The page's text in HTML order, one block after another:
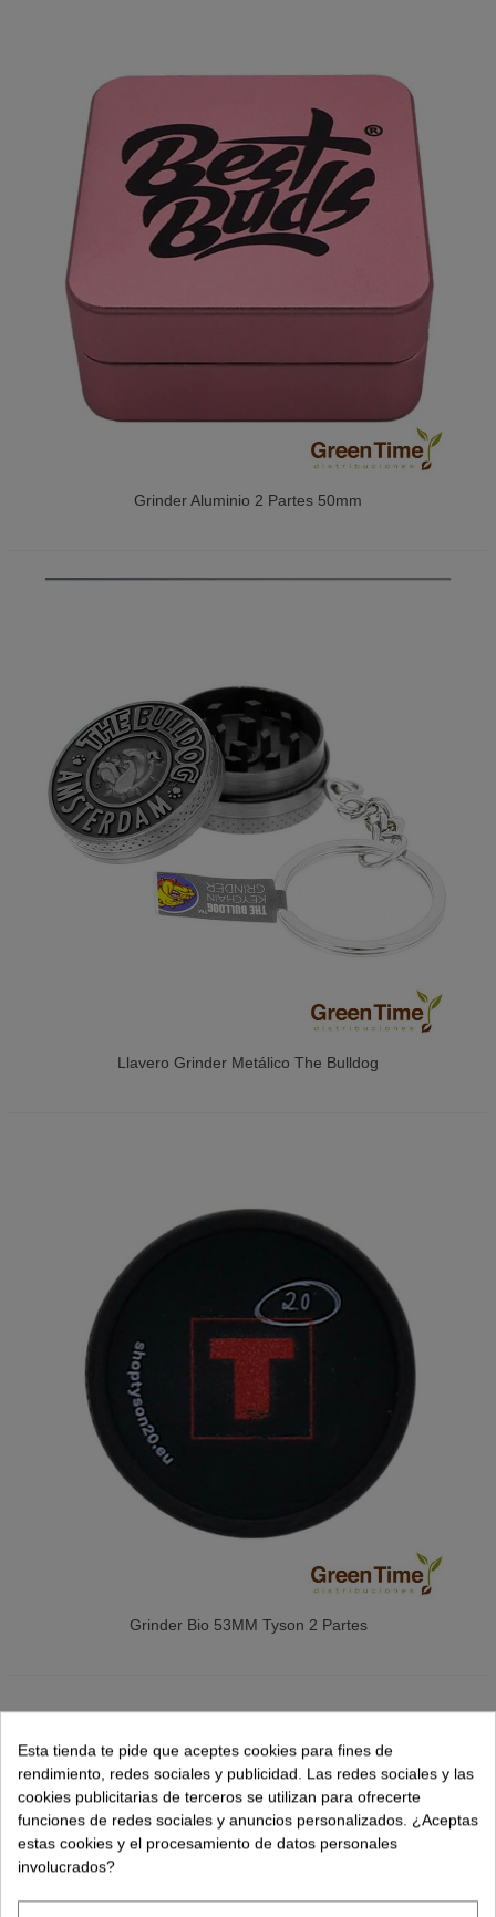
Grinder Aluminio 2 Partes 50mm
Llavero Grinder Metálico The Bulldog
Grinder Bio 53MM Tyson 2 Partes
Esta tienda te pide que aceptes cookies para fines de
rendimiento, redes sociales y publicidad. Las redes sociales y las
cookies publicitarias de terceros se utilizan para ofrecerte
funciones de redes sociales y anuncios personalizados. ¿Aceptas
estas cookies y el procesamiento de datos personales
involucrados?